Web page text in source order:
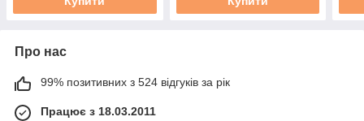
Про нас
99% позитивних з 524 відгуків за рік
Працює з 18.03.2011